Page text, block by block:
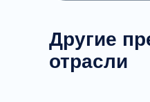
Другие
отрасли